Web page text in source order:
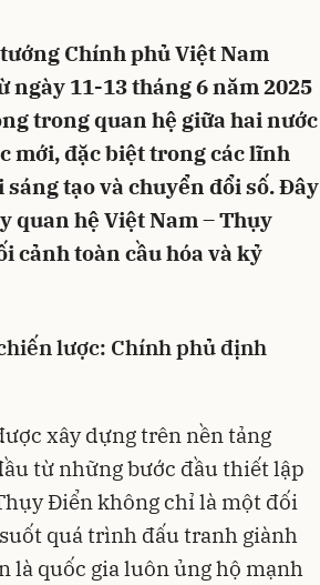
Chính phủ Việt Nam
11-13 tháng 6 năm 2025
trong quan hệ giữa hai nước
mới, đặc biệt trong các lĩnh
tạo và chuyển đổi số. Đây
quan hệ Việt Nam – Thụy
cảnh toàn cầu hóa và kỷ
lược: Chính phủ định
xây dựng trên nền tảng
từ những bước đầu thiết lập
Điển không chỉ là một đối
quá trình đấu tranh giành
là quốc gia luôn ủng hộ mạnh